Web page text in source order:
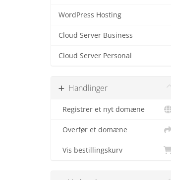
WordPress Hosting
Cloud Server Business
Cloud Server Personal
Handlinger
Registrer et nyt domæne
Overfør et domæne
Vis bestillingskurv